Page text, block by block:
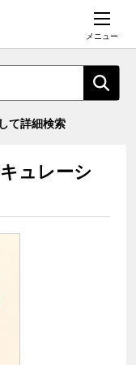
メニュー
て詳細検索
ュレーシ